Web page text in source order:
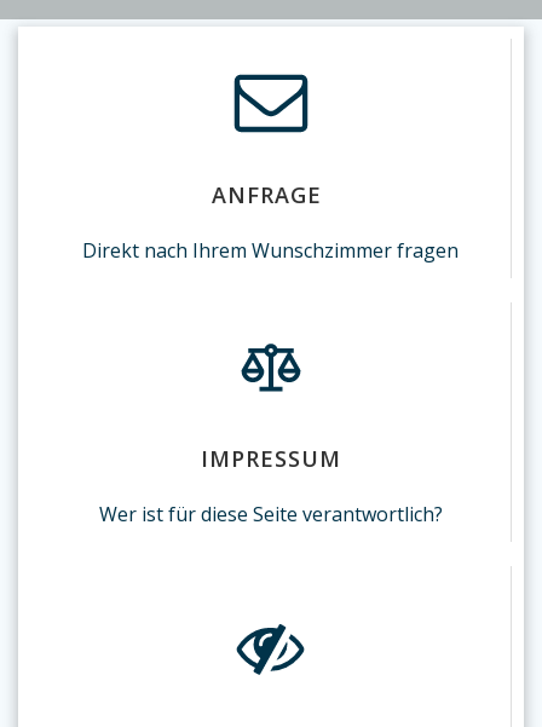
ANFRAGE
Direkt nach Ihrem Wunschzimmer fragen
IMPRESSUM
Wer ist für diese Seite verantwortlich?